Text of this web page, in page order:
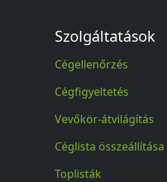
Szolgáltatások
Cégellenőrzés
Cégfigyeltetés
Vevőkör-átvilágítás
Céglista összeállítása
Toplisták